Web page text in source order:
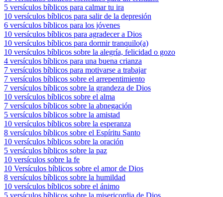
5 versículos bíblicos para calmar tu ira
10 versículos bíblicos para salir de la depresión
6 versículos bíblicos para los jóvenes
10 versículos bíblicos para agradecer a Dios
10 versículos bíblicos para dormir tranquilo(a)
10 versículos bíblicos sobre la alegría, felicidad o gozo
4 versículos bíblicos para una buena crianza
7 versículos bíblicos para motivarse a trabajar
7 versículos bíblicos sobre el arrepentimiento
7 versículos bíblicos sobre la grandeza de Dios
10 versículos bíblicos sobre el alma
7 versículos bíblicos sobre la abnegación
5 versículos bíblicos sobre la amistad
10 versículos bíblicos sobre la esperanza
8 versículos bíblicos sobre el Espíritu Santo
10 versículos bíblicos sobre la oración
5 versículos bíblicos sobre la paz
10 versículos sobre la fe
10 Versículos bíblicos sobre el amor de Dios
8 versículos bíblicos sobre la humildad
10 versículos bíblicos sobre el ánimo
5 versículos bíblicos sobre la misericordia de Dios